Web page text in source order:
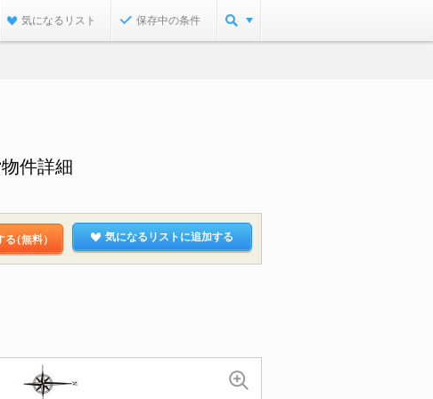
気になるリスト 保存中の条件
件詳細
る（無料） 気になるリストに追加する